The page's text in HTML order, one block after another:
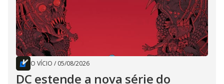
O VÍCIO / 05/08/2026
DC estende a nova série do